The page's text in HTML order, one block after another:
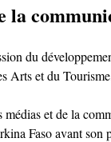
la
du
Arts et du
et de la
Faso avant son